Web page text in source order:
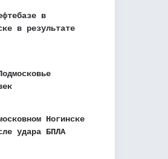
в
в результате
Ногинске
удара БПЛА